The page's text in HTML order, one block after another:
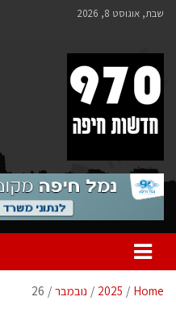
Skipשבת, אוגוסט 8, 2026
970 חדשות חיפה
970 חדשות חיפה
Home
2025 נובמבר 26